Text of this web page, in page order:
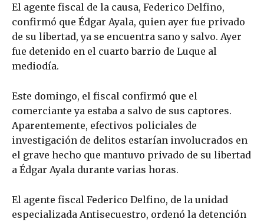
El agente fiscal de la causa, Federico Delfino,
confirmó que Édgar Ayala, quien ayer fue privado
de su libertad, ya se encuentra sano y salvo. Ayer
fue detenido en el cuarto barrio de Luque al
mediodía.
Este domingo, el fiscal confirmó que el
comerciante ya estaba a salvo de sus captores.
Aparentemente, efectivos policiales de
investigación de delitos estarían involucrados en
el grave hecho que mantuvo privado de su libertad
a Édgar Ayala durante varias horas.
El agente fiscal Federico Delfino, de la unidad
especializada Antisecuestro, ordenó la detención